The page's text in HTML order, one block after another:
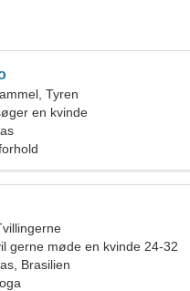
Tyren
en kvinde
gerne møde en kvinde 24-32
Brasilien